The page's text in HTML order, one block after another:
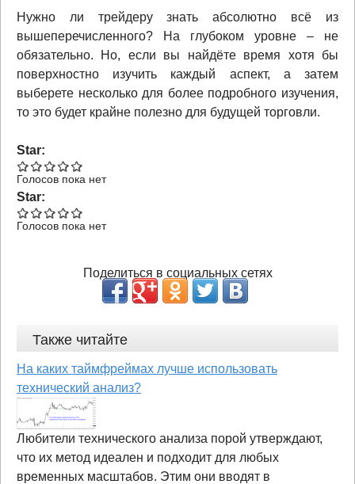
Нужно ли трейдеру знать абсолютно всё из
вышеперечисленного? На глубоком уровне – не
обязательно. Но, если вы найдёте время хотя бы
поверхностно изучить каждый аспект, а затем
выберете несколько для более подробного изучения,
то это будет крайне полезно для будущей торговли.
Star:
Голосов пока нет
Star:
Голосов пока нет
Поделиться в социальных сетях
Также читайте
На каких таймфреймах лучше использовать
технический анализ?
Любители технического анализа порой утверждают,
что их метод идеален и подходит для любых
временных масштабов. Этим они вводят в